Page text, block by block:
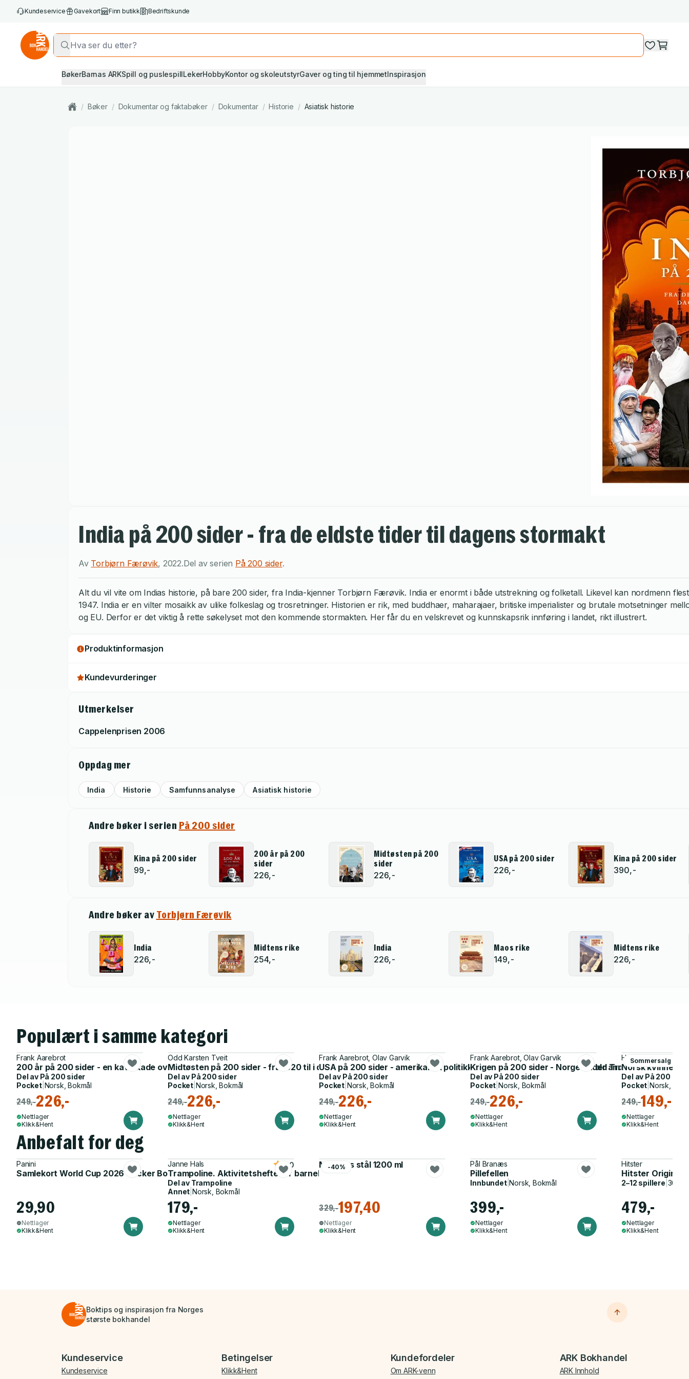
Kundeservice Gavekort Finn butikk Bedriftskunde
BøkerBarnas ARKSpill og puslespillLekerHobbyKontor og skoleutstyrGaver og ting til hjemmetInspirasjon
/ Bøker / Dokumentar og faktabøker / Dokumentar / Historie / Asiatisk historie
India på 200 sider - fra de eldste tider til dagens stormakt
Av Torbjørn Færøvik, 2022.Del av serien På 200 sider.
Alt du vil vite om Indias historie, på bare 200 sider, fra India-kjenner Torbjørn Færøvik. India er enormt i både utstrekning og folketall. Likevel kan nordmenn
1947. India er en vilter mosaikk av ulike folkeslag og trosretninger. Historien er rik, med buddhaer, maharajaer, britiske imperialister og brutale motsetninger
og EU. Derfor er det viktig å rette søkelyset mot den kommende stormakten. Her får du en velskrevet og kunnskapsrik innføring i landet, rikt illustrert.
Produktinformasjon
Kundevurderinger
Utmerkelser
Cappelenprisen 2006
Oppdag mer
India Historie Samfunnsanalyse Asiatisk historie
Andre bøker i serien På 200 sider
Kina på 200 sider
99,-
200 år på 200
sider
226,-
Midtøsten på 200
sider
226,-
USA på 200 sider
226,-
Kina på 200 sider
390,-
Andre bøker av Torbjørn Færøvik
India
226,-
Midtens rike
254,-
India
226,-
Maos rike
149,-
Midtens rike
226,-
Populært i samme kategori
Frank Aarebrot
200 år på 200 sider - en kavalkade over Norges historie etter 1814
Del av På 200 sider
Pocket| Norsk, Bokmål
249,-226,-
Nettlager
Klikk&Hent
Odd Karsten Tveit
Midtøsten på 200 sider - fra 1820 til i dag
Del av På 200 sider
Pocket| Norsk, Bokmål
249,-226,-
Nettlager
Klikk&Hent
Frank Aarebrot, Olav Garvik
USA på 200 sider - amerikansk politikk fra George Washington til Donald Trump
Del av På 200 sider
Pocket Norsk, Bokmål
249,-226,-
Nettlager
Klikk&Hent
Frank Aarebrot, Olav Garvik
Krigen på 200 sider - Norge under annen verdenskrig
Del av På 200 sider
Pocket Norsk, Bokmål
249,-226,-
Nettlager
Klikk&Hent
Sommersalg
Hege Duckert
Norsk
Del av På 200
Pocket |Norsk,
249,-149,-
Nettlager
Klikk&Hent
Anbefalt for deg
Panini
Samlekort World Cup 2026 Sticker Booster
29,90
Nettlager
Klikk&Hent
Janne Hals
Trampoline. Aktivitetshefte for barnehagen
5.0
Del av Trampoline
Annet Norsk, Bokmål
179,-
Nettlager
Klikk&Hent
-40%
Matboks stål 1200 ml
329,-197,40
Nettlager
Klikk&Hent
Pål Branæs
Pillefellen
Innbundet|Norsk, Bokmål
399,-
Nettlager
Klikk&Hent
Hitster
Hitster Original
2–12 spillere
479,-
Nettlager
Klikk&Hent
Boktips og inspirasjon fra Norges
største bokhandel
Bunnmeny
Kundeservice
Kundeservice
Betingelser
Klikk&Hent
Kundefordeler
Om ARK-venn
ARK Bokhandel
ARK Innhold